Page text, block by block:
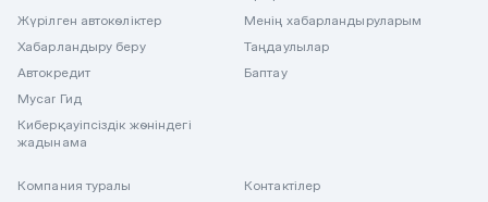
Жүрілген автокөліктер
Хабарландыру беру
Автокредит
Mycar Гид
Киберқауіпсіздік жөніндегі
жадынама
Менің хабарландыруларым
Таңдаулылар
Баптау
Компания туралы
Контактілер